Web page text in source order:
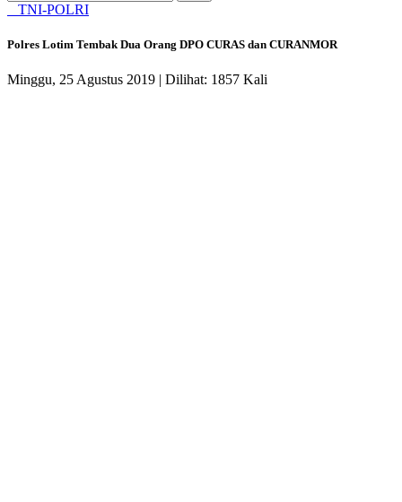
TNI-POLRI
Polres Lotim Tembak Dua Orang DPO CURAS dan CURANMOR
Minggu, 25 Agustus 2019 | Dilihat: 1857 Kali